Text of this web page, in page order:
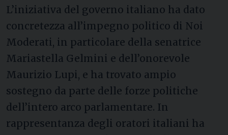
L’iniziativa del governo italiano ha dato
concretezza all’impegno politico di Noi
Moderati, in particolare della senatrice
Mariastella Gelmini e dell’onorevole
Maurizio Lupi, e ha trovato ampio
sostegno da parte delle forze politiche
dell’intero arco parlamentare. In
rappresentanza degli oratori italiani ha